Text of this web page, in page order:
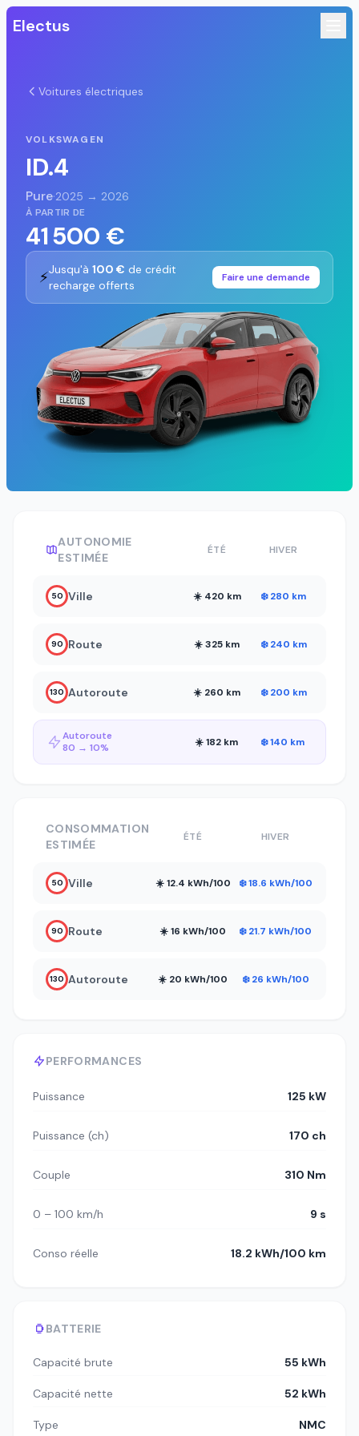
Electus
Voitures électriques
VOLKSWAGEN
ID.4
Pure·2025 → 2026
À PARTIR DE
41 500 €
⚡Jusqu'à 100 € de crédit
recharge offerts
Faire une demande
AUTONOMIE
ESTIMÉE
ÉTÉ HIVER
50 Ville ☀️ 420 km ❄️ 280 km
90 Route ☀️ 325 km ❄️ 240 km
130 Autoroute ☀️ 260 km ❄️ 200 km
Autoroute
80 → 10%
☀️ 182 km ❄️ 140 km
PERFORMANCES
Puissance 125 kW
Puissance (ch) 170 ch
Couple 310 Nm
0 – 100 km/h 9 s
Conso réelle 18.2 kWh/100 km
BATTERIE
Capacité brute 55 kWh
Capacité nette 52 kWh
Type NMC
CONSOMMATION
ESTIMÉE
ÉTÉ HIVER
50 Ville ☀️ 12.4 kWh/100 ❄️ 18.6 kWh/100
90 Route ☀️ 16 kWh/100 ❄️ 21.7 kWh/100
130 Autoroute ☀️ 20 kWh/100 ❄️ 26 kWh/100